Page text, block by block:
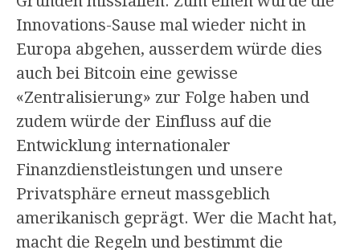
Innovations-Sause mal wieder nicht in
Europa abgehen, ausserdem würde dies
auch bei Bitcoin eine gewisse
«Zentralisierung» zur Folge haben und
zudem würde der Einfluss auf die
Entwicklung internationaler
Finanzdienstleistungen und unsere
Privatsphäre erneut massgeblich
amerikanisch geprägt. Wer die Macht hat,
macht die Regeln und bestimmt die